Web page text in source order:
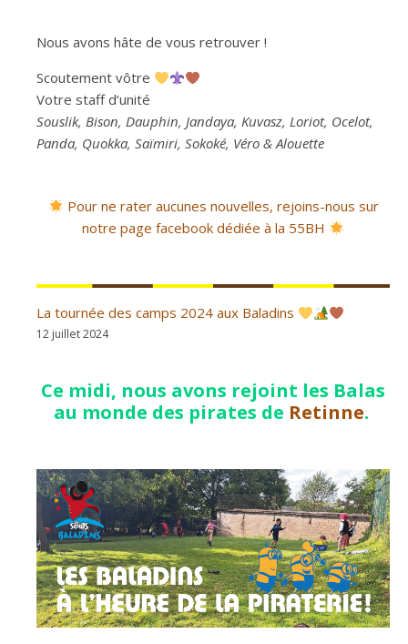
Nous avons hâte de vous retrouver !
Scoutement vôtre
Votre staff d’unité
Souslik, Bison, Dauphin, Jandaya, Kuvasz, Loriot, Ocelot,
Panda, Quokka, Saïmiri, Sokoké, Véro & Alouette
Pour ne rater aucunes nouvelles, rejoins-nous sur
notre page facebook dédiée à la 55BH
La tournée des camps 2024 aux Baladins
12 juillet 2024
Ce midi, nous avons rejoint les Balas
au monde des pirates de Retinne.